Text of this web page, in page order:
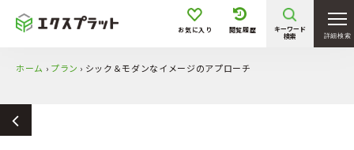
詳細検索
お気に入り 閲覧履歴
キーワード
検索
ホーム › プラン › シック＆モダンなイメージのアプローチ